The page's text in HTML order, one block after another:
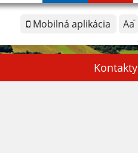
Mobilná aplikácia Aa
Kontakty